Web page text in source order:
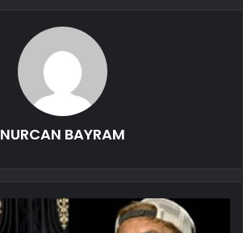
NURCAN BAYRAM